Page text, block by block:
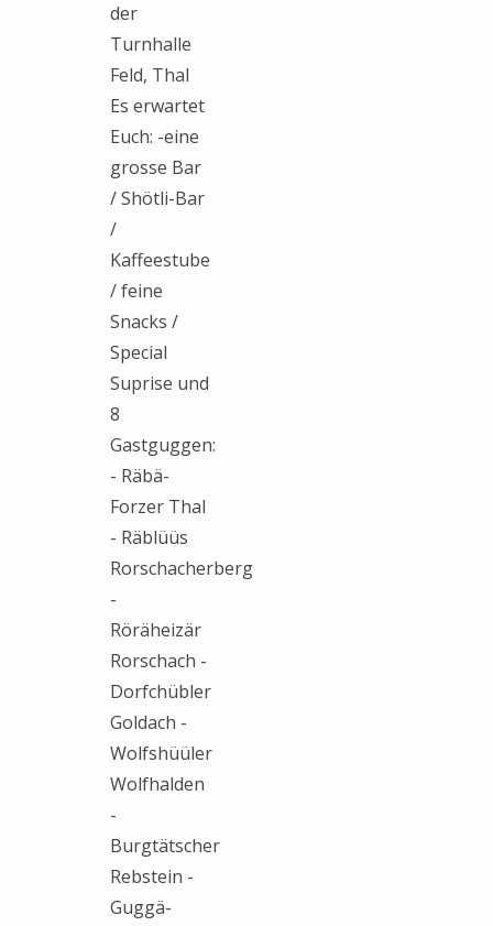
der
Turnhalle
Feld, Thal
Es erwartet
Euch: -eine
grosse Bar
/ Shötli-Bar
/
Kaffeestube
/ feine
Snacks /
Special
Suprise und
8
Gastguggen:
- Räbä-
Forzer Thal
- Räblüüs
Rorschacherberg
-
Röräheizär
Rorschach -
Dorfchübler
Goldach -
Wolfshüüler
Wolfhalden
-
Burgtätscher
Rebstein -
Guggä-